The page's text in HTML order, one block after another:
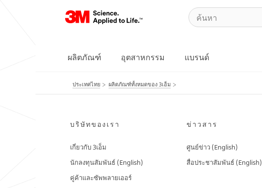
ผลิตภัณฑ์ อุตสาหกรรม แบรนด์
ประเทศไทย ผลิตภัณฑ์ทั้งหมดของ 3เอ็ม
บริษัทของเรา
เกี่ยวกับ 3เอ็ม
นักลงทุนสัมพันธ์ (English)
คู่ค้าและซัพพลายเออร์
ข่าวสาร
ศูนย์ข่าว (English)
สื่อประชาสัมพันธ์ (English)